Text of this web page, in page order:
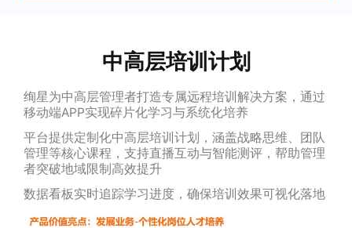
中高层培训计划
绚星为中高层管理者打造专属远程培训解决方案，通过
移动端APP实现碎片化学习与系统化培养
平台提供定制化中高层培训计划，涵盖战略思维、团队
管理等核心课程，支持直播互动与智能测评，帮助管理
者突破地域限制高效提升
数据看板实时追踪学习进度，确保培训效果可视化落地